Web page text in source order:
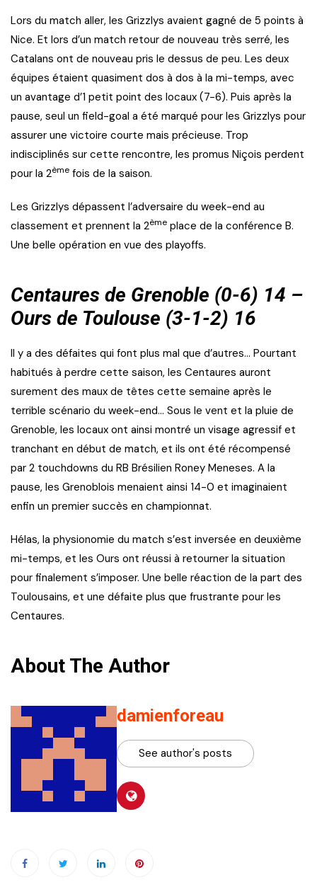
Lors du match aller, les Grizzlys avaient gagné de 5 points à
Nice. Et lors d’un match retour de nouveau très serré, les
Catalans ont de nouveau pris le dessus de peu. Les deux
équipes étaient quasiment dos à dos à la mi-temps, avec
un avantage d’1 petit point des locaux (7-6). Puis après la
pause, seul un field-goal a été marqué pour les Grizzlys pour
assurer une victoire courte mais précieuse. Trop
indisciplinés sur cette rencontre, les promus Niçois perdent
pour la 2ème fois de la saison.
Les Grizzlys dépassent l’adversaire du week-end au
classement et prennent la 2ème place de la conférence B.
Une belle opération en vue des playoffs.
Centaures de Grenoble (0-6) 14 –
Ours de Toulouse (3-1-2) 16
Il y a des défaites qui font plus mal que d’autres… Pourtant
habitués à perdre cette saison, les Centaures auront
surement des maux de têtes cette semaine après le
terrible scénario du week-end… Sous le vent et la pluie de
Grenoble, les locaux ont ainsi montré un visage agressif et
tranchant en début de match, et ils ont été récompensé
par 2 touchdowns du RB Brésilien Roney Meneses. A la
pause, les Grenoblois menaient ainsi 14-0 et imaginaient
enfin un premier succès en championnat.
Hélas, la physionomie du match s’est inversée en deuxième
mi-temps, et les Ours ont réussi à retourner la situation
pour finalement s’imposer. Une belle réaction de la part des
Toulousains, et une défaite plus que frustrante pour les
Centaures.
About The Author
damienforeau
See author's posts